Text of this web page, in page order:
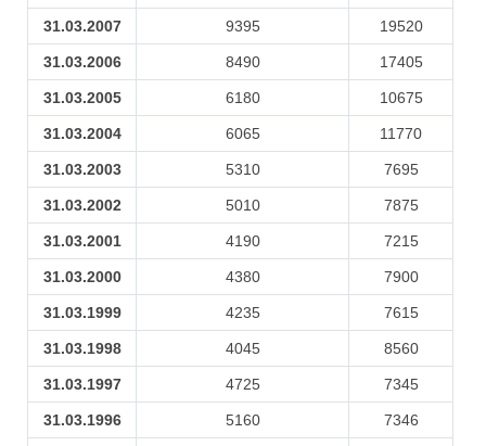
31.03.2007 9395 19520
31.03.2006 8490 17405
31.03.2005 6180 10675
31.03.2004 6065 11770
31.03.2003 5310 7695
31.03.2002 5010 7875
31.03.2001 4190 7215
31.03.2000 4380 7900
31.03.1999 4235 7615
31.03.1998 4045 8560
31.03.1997 4725 7345
31.03.1996 5160 7346